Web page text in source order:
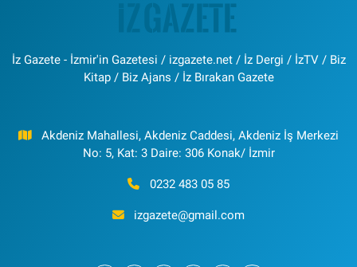
İz Gazete - İzmir'in Gazetesi / izgazete.net / İz Dergi / İzTV / Biz
Kitap / Biz Ajans / İz Bırakan Gazete
Akdeniz Mahallesi, Akdeniz Caddesi, Akdeniz İş Merkezi
No: 5, Kat: 3 Daire: 306 Konak/ İzmir
0232 483 05 85
izgazete@gmail.com